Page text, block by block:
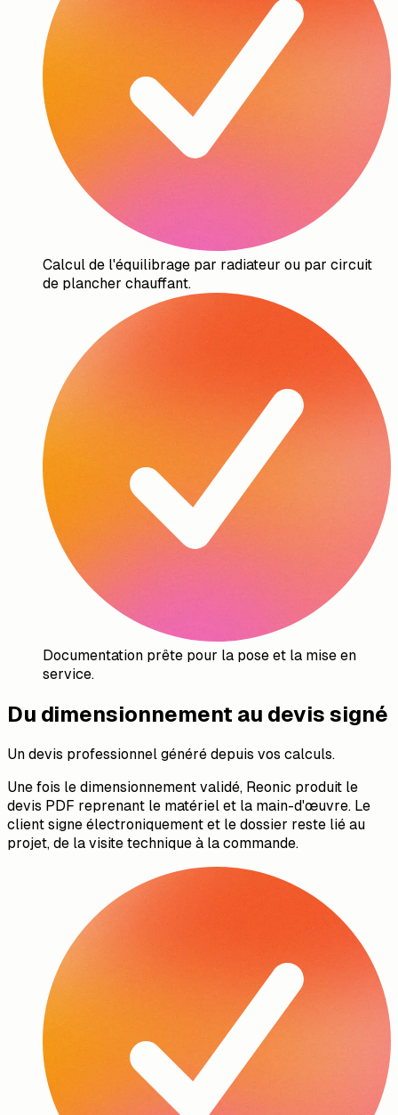
Calcul de l'équilibrage par radiateur ou par circuit
de plancher chauffant.
Documentation prête pour la pose et la mise en
service.
Du dimensionnement au devis signé
Un devis professionnel généré depuis vos calculs.
Une fois le dimensionnement validé, Reonic produit le
devis PDF reprenant le matériel et la main-d'œuvre. Le
client signe électroniquement et le dossier reste lié au
projet, de la visite technique à la commande.